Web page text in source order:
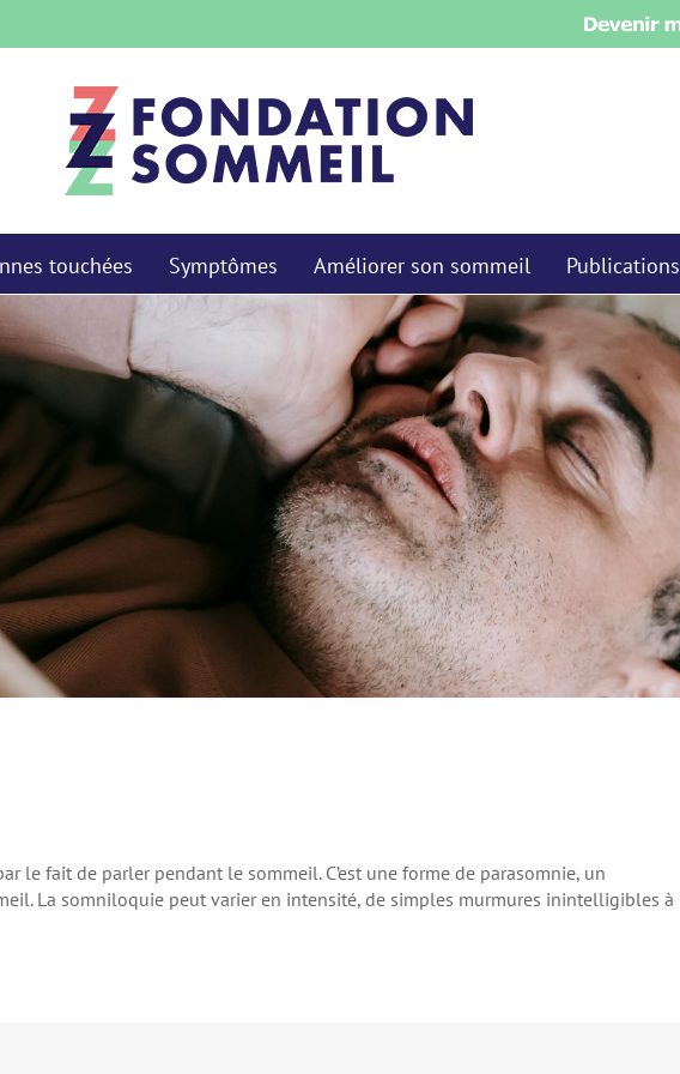
Devenir
membre
touchées Symptômes Améliorer son sommeil Publications
le fait de parler pendant le sommeil. C’est une forme de parasomnie, un
La somniloquie peut varier en intensité, de simples murmures inintelligibles à